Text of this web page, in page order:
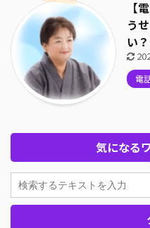
【
う
い
電
気になる